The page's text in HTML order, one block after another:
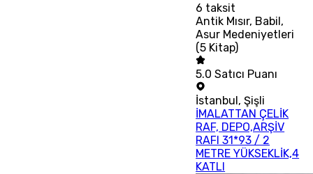
6 taksit
Antik Mısır, Babil,
Asur Medeniyetleri
(5 Kitap)
5.0 Satıcı Puanı
İstanbul,Şişli
İMALATTAN ÇELİK
RAF, DEPO,ARŞİV
RAFI 31*93 / 2
METRE YÜKSEKLİK,4
KATLI